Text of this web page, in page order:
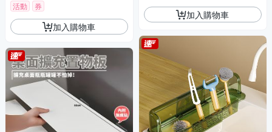
活動 券
加入購物車
加入購物車